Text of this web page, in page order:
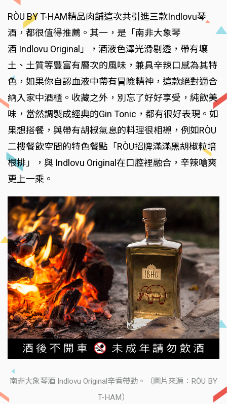
RÒU BY T-HAM精品肉舖這次共引進三款Indlovu琴
酒，都很值得推薦。其一，是「南非大象琴
酒 Indlovu Original」，酒液色澤光滑剔透，帶有壤
土、土質等豐富有層次的風味，兼具辛辣口感為其特
色，如果你自認血液中帶有冒險精神，這款絕對適合
納入家中酒櫃。收藏之外，別忘了好好享受，純飲美
味，當然調製成經典的Gin Tonic，都有很好表現。如
果想搭餐，與帶有胡椒氣息的料理很相襯，例如RÒU
二樓餐飲空間的特色餐點「RÒU招牌滿滿黑胡椒粒培
根排」，與 Indlovu Original在口腔裡融合，辛辣嗆爽
更上一乘。
南非大象琴酒 Indlovu Original辛香帶勁。（圖片來源：RÒU BY
T-HAM）